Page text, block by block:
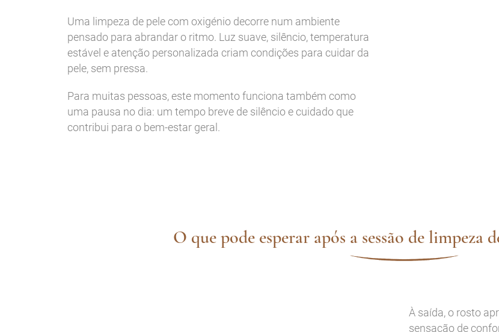
Uma limpeza de pele com oxigénio decorre num ambiente
pensado para abrandar o ritmo. Luz suave, silêncio, temperatura
estável e atenção personalizada criam condições para cuidar da
pele, sem pressa.
Para muitas pessoas, este momento funciona também como
uma pausa no dia: um tempo breve de silêncio e cuidado que
contribui para o bem-estar geral.
O que pode esperar após a sessão de limpeza
À saída, o rosto
sensação de